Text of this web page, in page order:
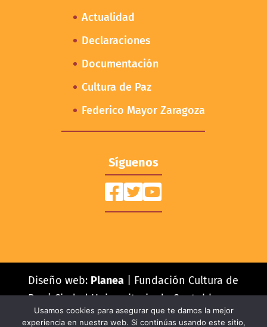
Actualidad
Declaraciones
Documentación
Cultura de Paz
Federico Mayor Zaragoza
Síguenos
Diseño web: Planea | Fundación Cultura de
Paz | Ciudad Universitaria de Cantoblanco,
Pabellón C - C/Einstein, 13 - Bajo 28049
Usamos cookies para asegurar que te damos la mejor
experiencia en nuestra web. Si continúas usando este sitio,